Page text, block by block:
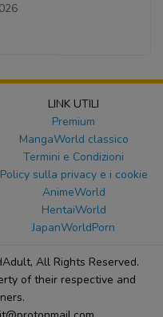
LINK UTILI
Premium
MangaWorld classico
Termini e Condizioni
Policy sulla privacy e i cookie
AnimeWorld
HentaiWorld
JapanWorldPorn
, All Rights Reserved.
of their respective and